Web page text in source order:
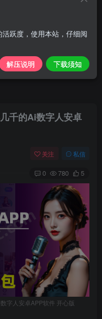
千的Ai数字人安卓
关注 私信
0 780 5
字人安卓APP软件 开心版
跃度，使用本站，仔细阅
解压说明 下载须知